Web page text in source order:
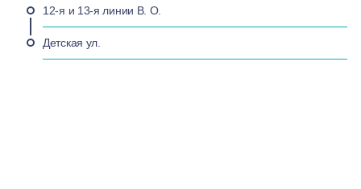
12-я и 13-я линии В. О.
Детская ул.